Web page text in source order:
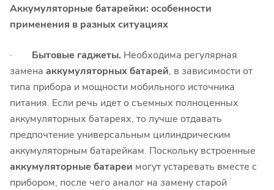
Аккумуляторные батарейки: особенности
применения в разных ситуациях
· Бытовые гаджеты. Необходима регулярная
замена аккумуляторных батарей, в зависимости от
типа прибора и мощности мобильного источника
питания. Если речь идет о съемных полноценных
аккумуляторных батареях, то лучше отдавать
предпочтение универсальным цилиндрическим
аккумуляторным батарейкам. Поскольку встроенные
аккумуляторные батареи могут устаревать вместе с
прибором, после чего аналог на замену старой